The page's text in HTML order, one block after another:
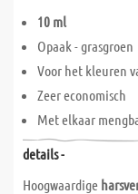
10 ml
Opaak - grasgroen
Voor het kleuren
Zeer economisch
Met elkaar
details -
Hoogwaardige